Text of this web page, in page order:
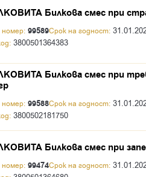
Билкова смес при
99589Срок на годност:
3800501364383
Билкова смес при
99588Срок на годност:
3800502181750
Билкова смес при
99474Срок на годност: